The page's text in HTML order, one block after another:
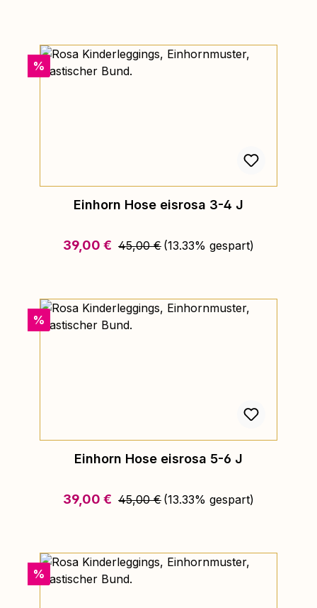
Rabatt
%
Einhorn Hose eisrosa 3-4 J
Verkaufspreis:
39,00 € Regulärer Preis:
45,00 € (13.33% gespart)
Rabatt
%
Einhorn Hose eisrosa 5-6 J
Verkaufspreis:
39,00 € Regulärer Preis:
45,00 € (13.33% gespart)
Rabatt
%